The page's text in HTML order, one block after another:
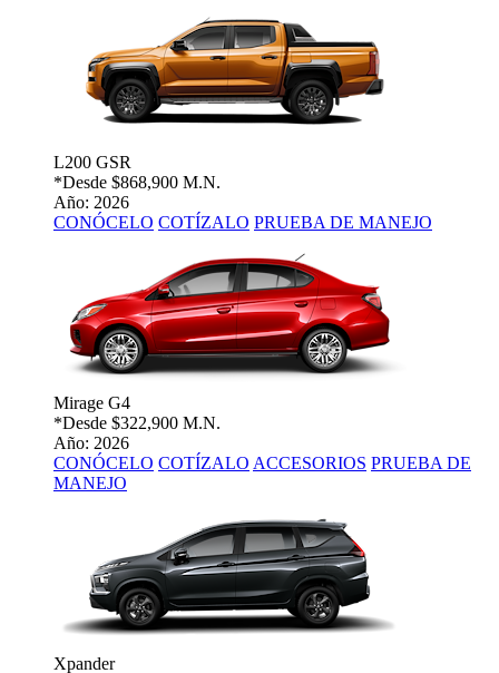
L200 GSR
*Desde $868,900 M.N.
Año: 2026
CONÓCELO COTÍZALO PRUEBA DE MANEJO
Mirage G4
*Desde $322,900 M.N.
Año: 2026
CONÓCELO COTÍZALO ACCESORIOS PRUEBA DE
MANEJO
Xpander